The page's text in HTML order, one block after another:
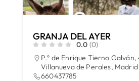
GRANJA DEL AYER
0.0 (0)
P.º de Enrique Tierno Galván,
Villanueva de Perales, Madrid
660437785